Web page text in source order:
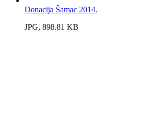
Donacija Šamac 2014.
JPG, 898.81 KB